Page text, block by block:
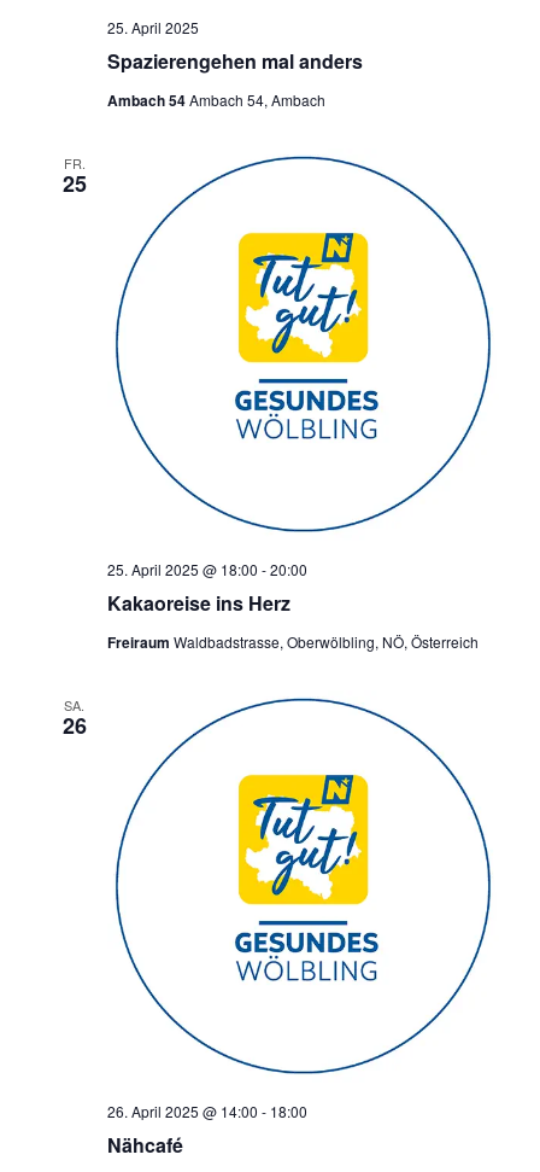
Spazierengehen mal anders
25. April 2025
Ambach 54Ambach 54, Ambach
FR.
25
Kakaoreise ins Herz
25. April 2025 @ 18:00 -20:00
Freiraum Waldbadstrasse, Oberwölbling, NÖ, Österreich
SA.
26
Nähcafé
26. April 2025 @ 14:00 - 18:00